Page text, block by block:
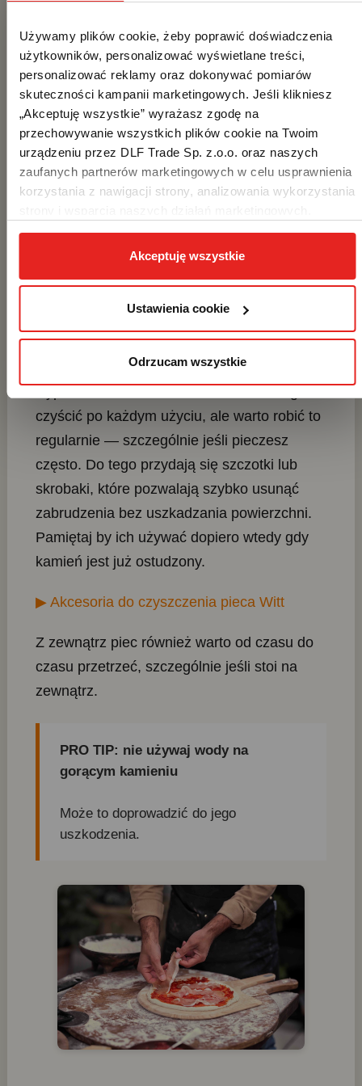
Używamy plików cookie, żeby poprawić doświadczenia
użytkowników, personalizować wyświetlane treści,
personalizować reklamy oraz dokonywać pomiarów
skuteczności kampanii marketingowych. Jeśli klikniesz
„Akceptuję wszystkie” wyrażasz zgodę na
przechowywanie wszystkich plików cookie na Twoim
urządzeniu przez DLF Trade Sp. z.o.o. oraz naszych
zaufanych partnerów marketingowych w celu usprawnienia
korzystania z nawigacji strony, analizowania wykorzystania
Możesz też zarządzać nimi samodzielnie poprzez
wybranie opcji „Ustawienia cookie”. Więcej informacji
korzystaniem z cookies w celu personalizacji reklam i
dokonywania pomiarów skuteczności kampanii
marketingowych, dane mogą być udostępniane Google
Akceptuję wszystkie
Ustawienia cookie
Odrzucam wszystkie
kawałki bez niszczenia struktury ciasta.
PRO TIP: dobra prezentacja = lepsze
doświadczenie
Pizza smakuje jeszcze lepiej, gdy
dobrze wygląda.
Akcesoria do czyszczenia i
pielęgnacji
Po kilku użyciach zauważysz, że kamień do
pizzy zbiera resztki mąki i przypalenia. To
naturalne. Po każdym pieczeniu warto
czyścić po każdym użyciu, ale warto robić to
regularnie — szczególnie jeśli pieczesz
często. Do tego przydają się szczotki lub
skrobaki, które pozwalają szybko usunąć
zabrudzenia bez uszkadzania powierzchni.
Pamiętaj by ich używać dopiero wtedy gdy
kamień jest już ostudzony.
▶ Akcesoria do czyszczenia pieca Witt
Z zewnątrz piec również warto od czasu do
czasu przetrzeć, szczególnie jeśli stoi na
zewnątrz.
PRO TIP: nie używaj wody na
gorącym kamieniu
Może to doprowadzić do jego
uszkodzenia.